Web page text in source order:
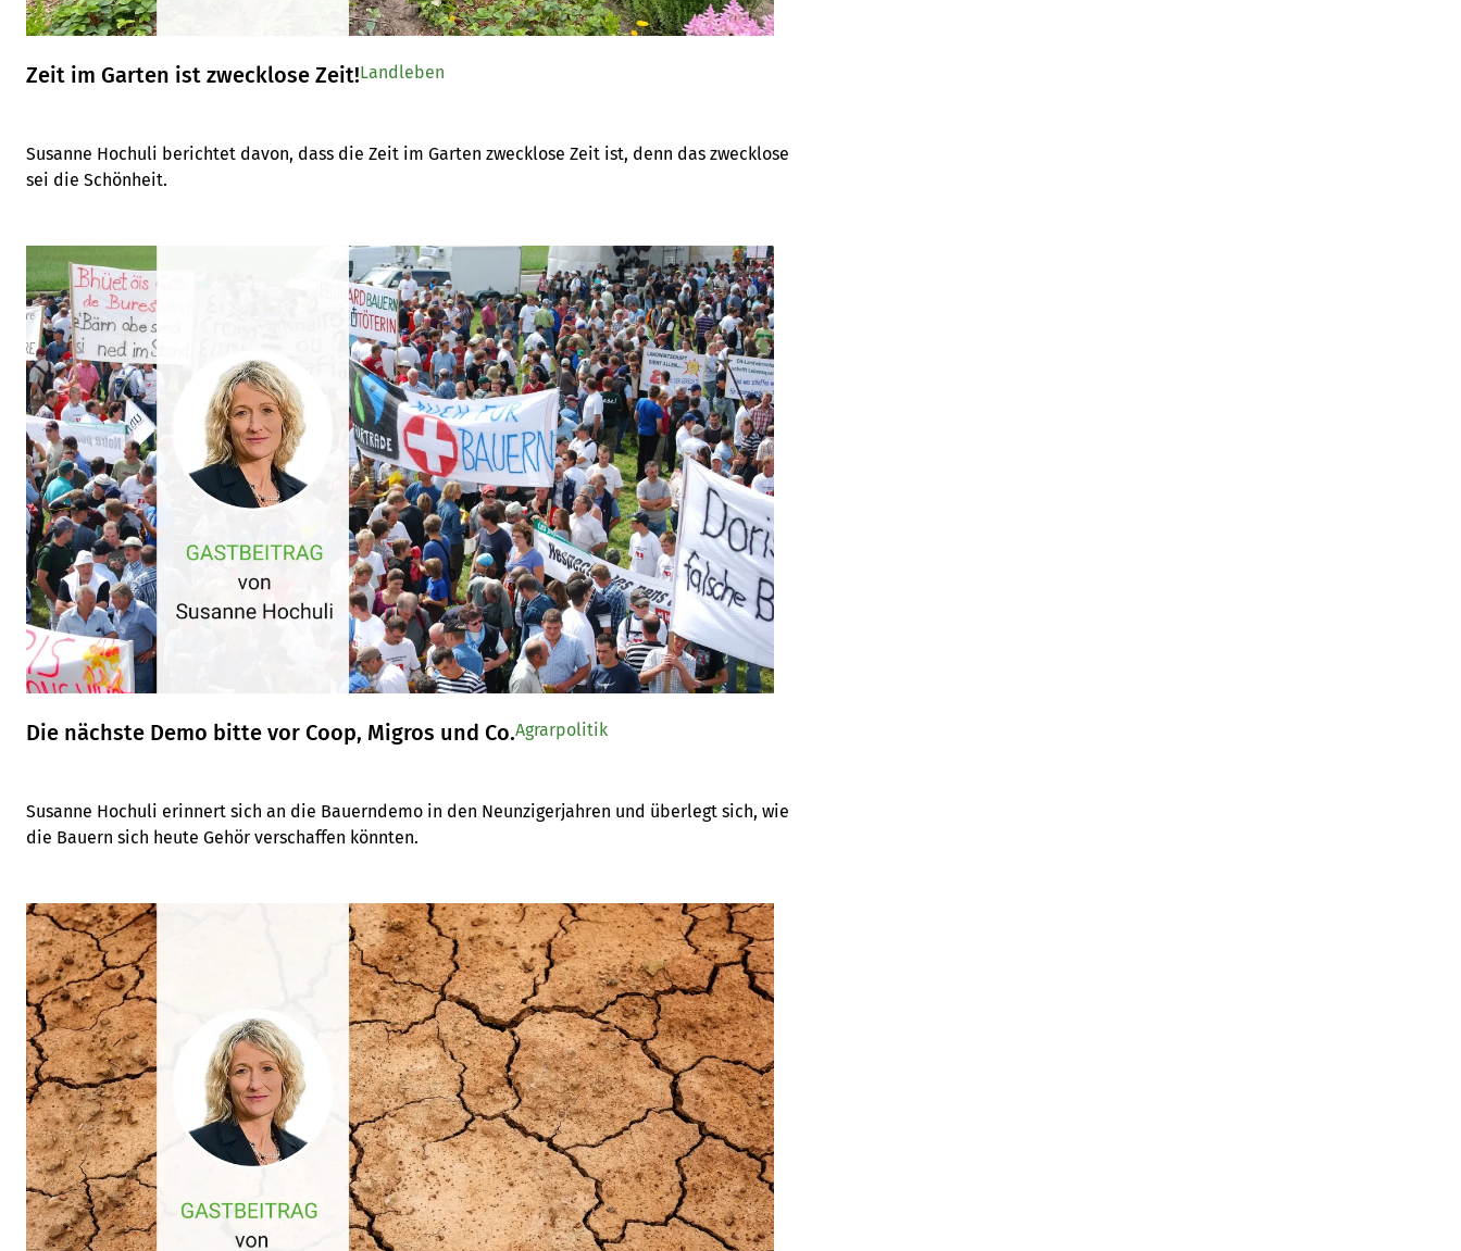
Zeit im Garten ist zwecklose Zeit!
Susanne Hochuli berichtet davon, dass die Zeit im Garten zwecklose Zeit ist, denn das zwecklose
sei die Schönheit.
Landleben
Die nächste Demo bitte vor Coop, Migros und Co.
Susanne Hochuli erinnert sich an die Bauerndemo in den Neunzigerjahren und überlegt sich, wie
die Bauern sich heute Gehör verschaffen könnten.
Agrarpolitik